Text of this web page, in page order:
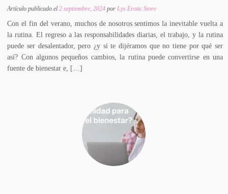
Artículo publicado el2 septiembre, 2024 porLys Erotic Store
Con el fin del verano, muchos de nosotros sentimos la inevitable vuelta a
la rutina. El regreso a las responsabilidades diarias, el trabajo, y la rutina
puede ser desalentador, pero ¿y si te dijéramos que no tiene por qué ser
así? Con algunos pequeños cambios, la rutina puede convertirse en una
fuente de bienestar e, […]